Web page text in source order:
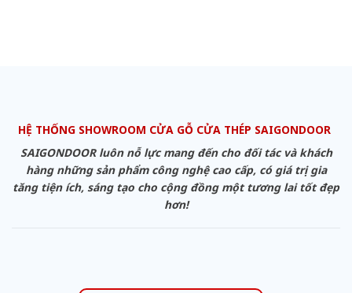
HỆ THỐNG SHOWROOM CỬA GỖ CỬA THÉP SAIGONDOOR
SAIGONDOOR luôn nỗ lực mang đến cho đối tác và khách
hàng những sản phẩm công nghệ cao cấp, có giá trị gia
tăng tiện ích, sáng tạo cho cộng đồng một tương lai tốt đẹp
hơn!